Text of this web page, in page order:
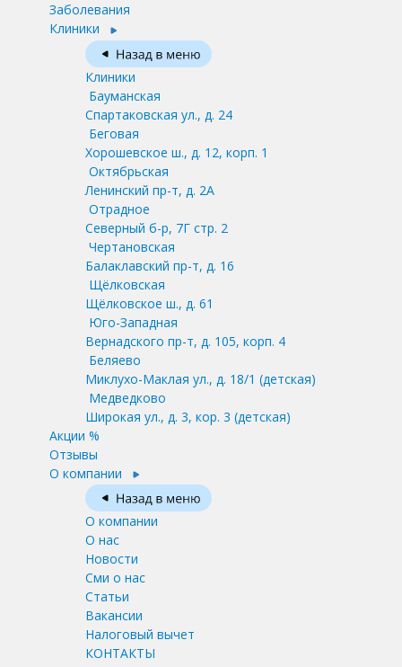
Заболевания
Клиники
Клиники
Бауманская
Спартаковская ул., д. 24
Беговая
Хорошевское ш., д. 12, корп. 1
Октябрьская
Ленинский пр-т, д. 2А
Отрадное
Северный б-р, 7Г стр. 2
Чертановская
Балаклавский пр-т, д. 16
Щёлковская
Щёлковское ш., д. 61
Юго-Западная
Вернадского пр-т, д. 105, корп. 4
Беляево
Миклухо-Маклая ул., д. 18/1 (детская)
Медведково
Широкая ул., д. 3, кор. 3 (детская)
Акции %
Отзывы
О компании
О компании
О нас
Новости
Сми о нас
Статьи
Вакансии
Налоговый вычет
КОНТАКТЫ